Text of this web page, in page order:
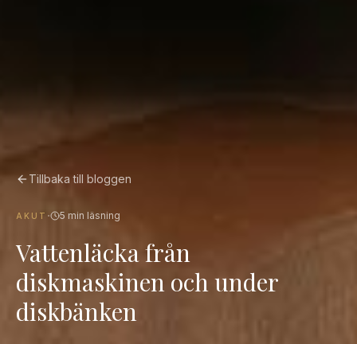
Tillbaka till bloggen
AKUT · 5 min läsning
Vattenläcka från
diskmaskinen och under
diskbänken